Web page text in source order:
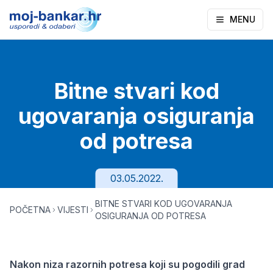
MENU
Bitne stvari kod
ugovaranja osiguranja
od potresa
03.05.2022.
POČETNA VIJESTI
BITNE STVARI KOD UGOVARANJA
OSIGURANJA OD POTRESA
Nakon niza razornih potresa koji su pogodili grad